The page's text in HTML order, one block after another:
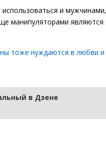
использоваться и
манипуляторами
тоже нуждаются в любви
в Дзене